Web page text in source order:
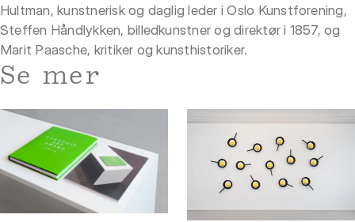
Hultman, kunstnerisk og daglig leder i Oslo Kunstforening,
Steffen Håndlykken, billedkunstner og direktør i 1857, og
Marit Paasche, kritiker og kunsthistoriker.
Se mer